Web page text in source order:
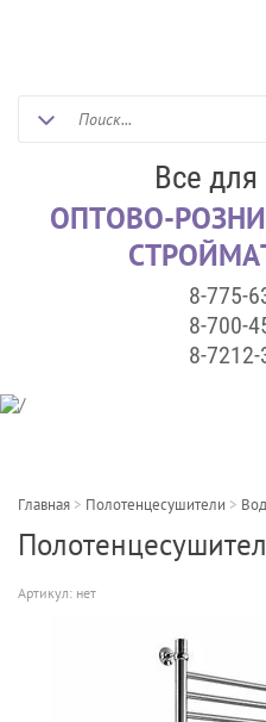
Все
ОПТОВО-
8-775-
8-700-
8-
Главная > Полотенцесушители >
Артикул: нет